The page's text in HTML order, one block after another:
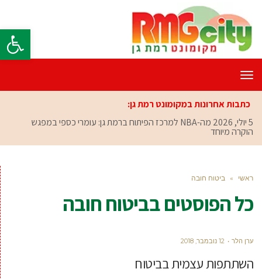
פתח
תפריט
כתבות אחרונות במקומונט רמת גן:
5 יולי, 2026
מה-NBA למרכז הפיתוח ברמת גן: עומרי כספי במפגש
הוקרה מיוחד
ראשי » ביטוח חובה
כל הפוסטים בביטוח חובה
ערן הלר 12 נובמבר, 2018
השתתפות עצמית בביטוח